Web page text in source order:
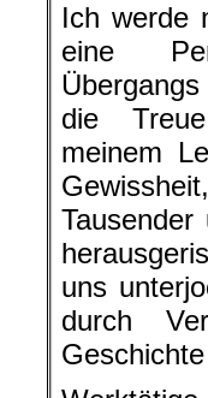
Ich werde
eine
die
meinem
uns
durch